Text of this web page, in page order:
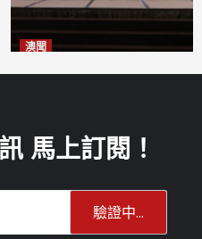
澳聞
馬上訂閱！